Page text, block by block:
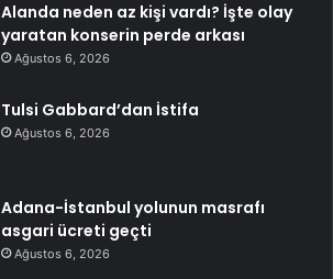
Alanda neden az kişi vardı? İşte olay
yaratan konserin perde arkası
Ağustos 6, 2026
Tulsi Gabbard’dan İstifa
Ağustos 6, 2026
Adana-İstanbul yolunun masrafı
asgari ücreti geçti
Ağustos 6, 2026